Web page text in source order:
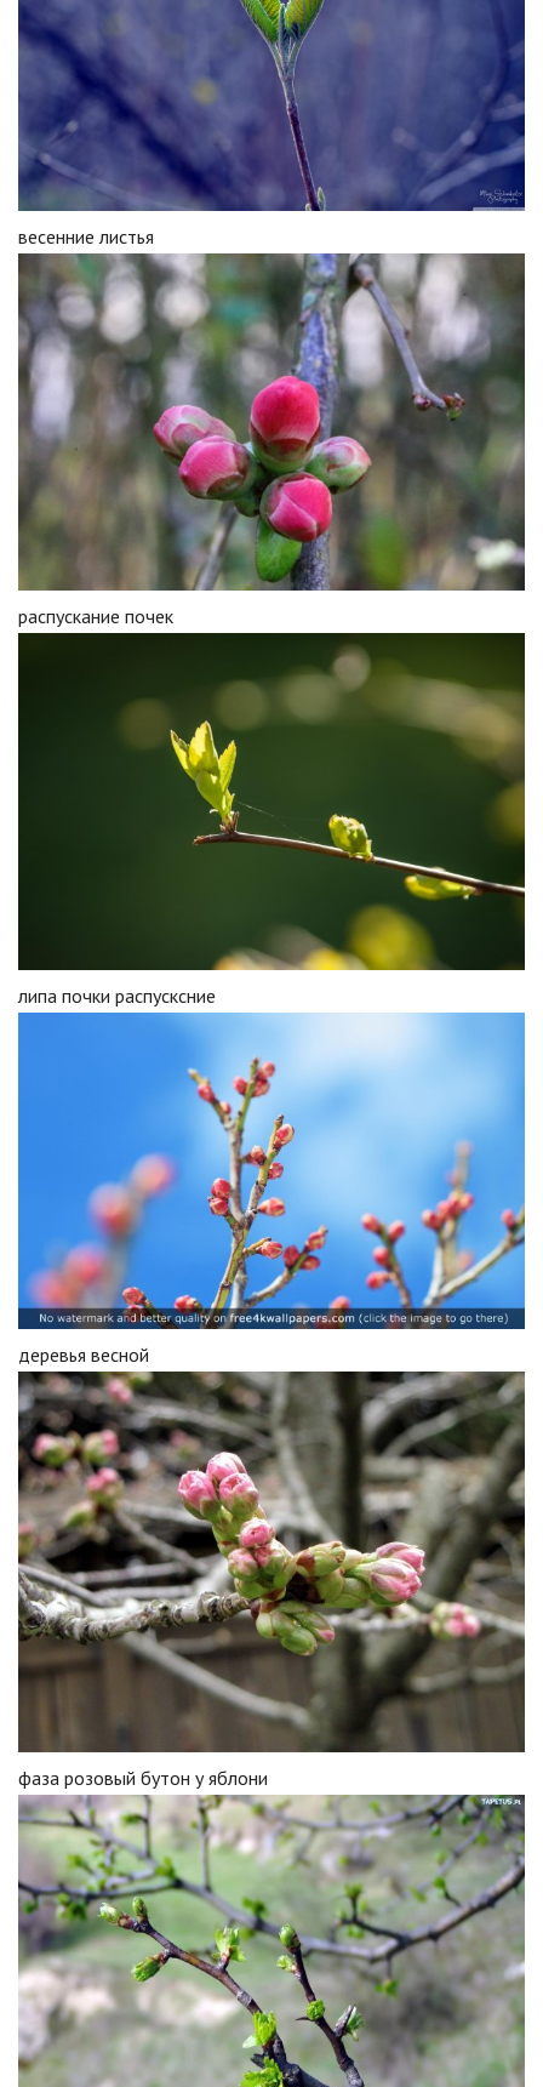
весенние листья
распускание почек
липа почки распусксние
деревья весной
фаза розовый бутон у яблони